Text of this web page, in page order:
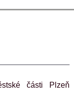
části Plzeň